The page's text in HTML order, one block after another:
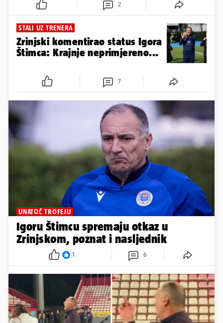
2
STALI UZ TRENERA
Zrinjski komentirao status Igora
Štimca: Krajnje neprimjereno...
7
UNATOČ TROFEJU
Igoru Štimcu spremaju otkaz u
Zrinjskom, poznat i nasljednik
1 6